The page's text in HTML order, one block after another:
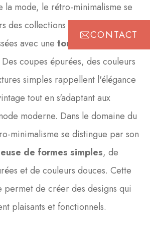
CONTACT
la mode, le rétro-minimalisme se
des collections qui réinterprètent
avec une touche
Des coupes épurées, des couleurs
simples rappellent l'élégance
tout en s'adaptant aux
moderne. Dans le domaine du
minimalisme se distingue par son
de formes simples, de
et de couleurs douces. Cette
permet de créer des designs qui
plaisants et fonctionnels.